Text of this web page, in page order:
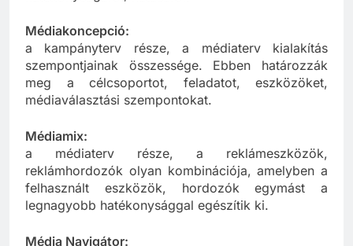
Médiakoncepció:
a kampányterv része, a médiaterv kialakítás
szempontjainak összessége. Ebben határozzák
meg a célcsoportot, feladatot, eszközöket,
Médiamix:
a médiaterv része, a reklámeszközök,
reklámhordozók olyan kombinációja, amelyben a
felhasznált eszközök, hordozók egymást a